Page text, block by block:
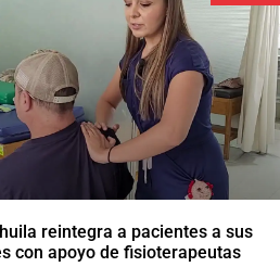
reintegra a pacientes a sus
con apoyo de fisioterapeutas